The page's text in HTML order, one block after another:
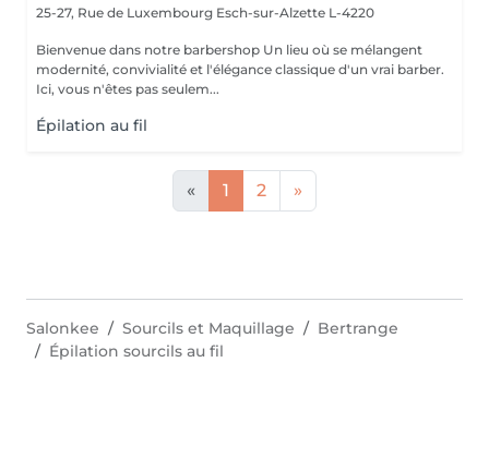
25-27, Rue de Luxembourg Esch-sur-Alzette L-4220
Bienvenue dans notre barbershop Un lieu où se mélangent
modernité, convivialité et l'élégance classique d'un vrai barber.
Ici, vous n'êtes pas seulem...
Épilation au fil
« 1 2 »
Salonkee Sourcils et Maquillage
Bertrange
Épilation sourcils au fil